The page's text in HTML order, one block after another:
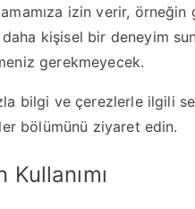
izin verir,
kişisel bir deneyim
gerekmeyecek.
bilgi ve çerezlerle ilgili
bölümünü ziyaret edin.